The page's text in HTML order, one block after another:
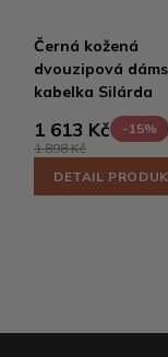
Černá kožená
dvouzipová
kabelka Silárda
1 613 Kč
-15%
1 898 Kč
DETAIL